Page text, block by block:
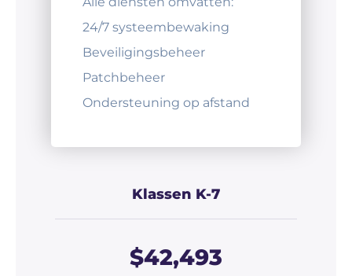
24/7 systeembewaking
Beveiligingsbeheer
Patchbeheer
Ondersteuning op afstand
Klassen K-7
$42,493